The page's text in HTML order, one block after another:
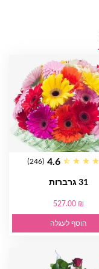
4.6
(246)
31 גרברות
527.00 ₪
הוסף לעגלה